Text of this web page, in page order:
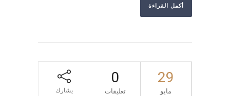
أكمل القراءة
29
مايو
0
تعليقات يشارك